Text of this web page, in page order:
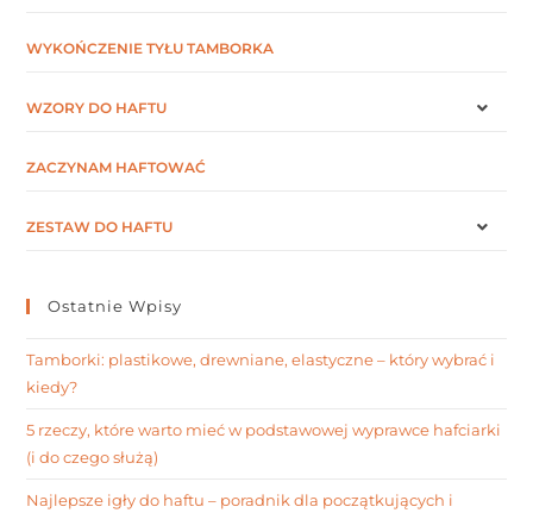
WYKOŃCZENIE TYŁU TAMBORKA
WZORY DO HAFTU
ZACZYNAM HAFTOWAĆ
ZESTAW DO HAFTU
Ostatnie Wpisy
Tamborki: plastikowe, drewniane, elastyczne – który wybrać i
kiedy?
5 rzeczy, które warto mieć w podstawowej wyprawce hafciarki
(i do czego służą)
Najlepsze igły do haftu – poradnik dla początkujących i